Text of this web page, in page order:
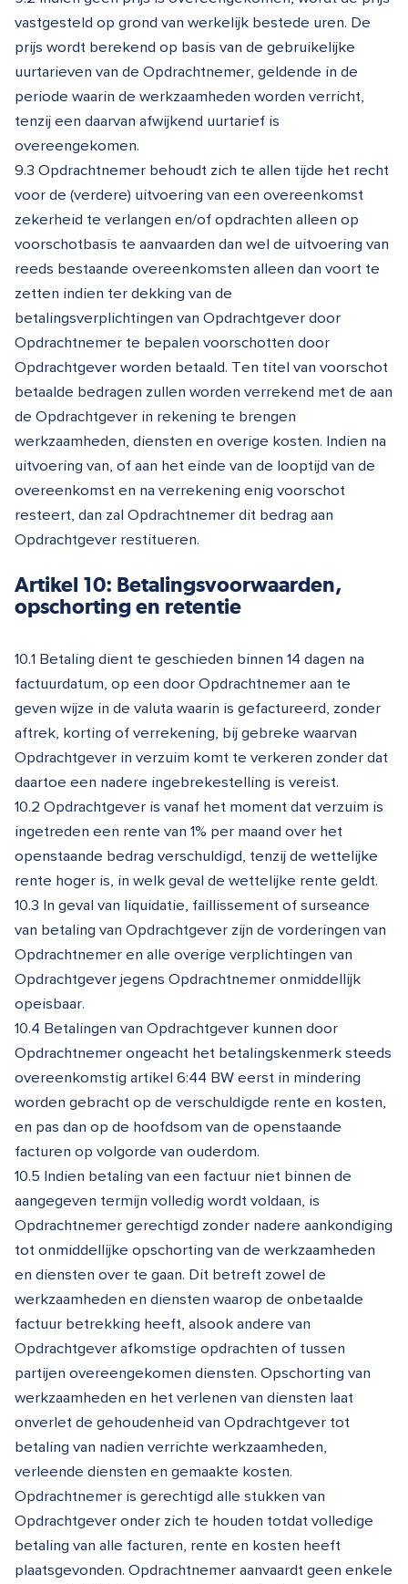
vastgesteld op grond van werkelijk bestede uren. De
prijs wordt berekend op basis van de gebruikelijke
uurtarieven van de Opdrachtnemer, geldende in de
periode waarin de werkzaamheden worden verricht,
tenzij een daarvan afwijkend uurtarief is
overeengekomen.
9.3 Opdrachtnemer behoudt zich te allen tijde het recht
voor de (verdere) uitvoering van een overeenkomst
zekerheid te verlangen en/of opdrachten alleen op
voorschotbasis te aanvaarden dan wel de uitvoering van
reeds bestaande overeenkomsten alleen dan voort te
zetten indien ter dekking van de
betalingsverplichtingen van Opdrachtgever door
Opdrachtnemer te bepalen voorschotten door
Opdrachtgever worden betaald. Ten titel van voorschot
betaalde bedragen zullen worden verrekend met de aan
de Opdrachtgever in rekening te brengen
werkzaamheden, diensten en overige kosten. Indien na
uitvoering van, of aan het einde van de looptijd van de
overeenkomst en na verrekening enig voorschot
resteert, dan zal Opdrachtnemer dit bedrag aan
Opdrachtgever restitueren.
Artikel 10: Betalingsvoorwaarden,
opschorting en retentie
10.1 Betaling dient te geschieden binnen 14 dagen na
factuurdatum, op een door Opdrachtnemer aan te
geven wijze in de valuta waarin is gefactureerd, zonder
aftrek, korting of verrekening, bij gebreke waarvan
Opdrachtgever in verzuim komt te verkeren zonder dat
daartoe een nadere ingebrekestelling is vereist.
10.2 Opdrachtgever is vanaf het moment dat verzuim is
ingetreden een rente van 1% per maand over het
openstaande bedrag verschuldigd, tenzij de wettelijke
rente hoger is, in welk geval de wettelijke rente geldt.
10.3 In geval van liquidatie, faillissement of surseance
van betaling van Opdrachtgever zijn de vorderingen van
Opdrachtnemer en alle overige verplichtingen van
Opdrachtgever jegens Opdrachtnemer onmiddellijk
opeisbaar.
10.4 Betalingen van Opdrachtgever kunnen door
Opdrachtnemer ongeacht het betalingskenmerk steeds
overeenkomstig artikel 6:44 BW eerst in mindering
worden gebracht op de verschuldigde rente en kosten,
en pas dan op de hoofdsom van de openstaande
facturen op volgorde van ouderdom.
10.5 Indien betaling van een factuur niet binnen de
aangegeven termijn volledig wordt voldaan, is
Opdrachtnemer gerechtigd zonder nadere aankondiging
tot onmiddellijke opschorting van de werkzaamheden
en diensten over te gaan. Dit betreft zowel de
werkzaamheden en diensten waarop de onbetaalde
factuur betrekking heeft, alsook andere van
Opdrachtgever afkomstige opdrachten of tussen
partijen overeengekomen diensten. Opschorting van
werkzaamheden en het verlenen van diensten laat
onverlet de gehoudenheid van Opdrachtgever tot
betaling van nadien verrichte werkzaamheden,
verleende diensten en gemaakte kosten.
Opdrachtnemer is gerechtigd alle stukken van
Opdrachtgever onder zich te houden totdat volledige
betaling van alle facturen, rente en kosten heeft
plaatsgevonden. Opdrachtnemer aanvaardt geen enkele